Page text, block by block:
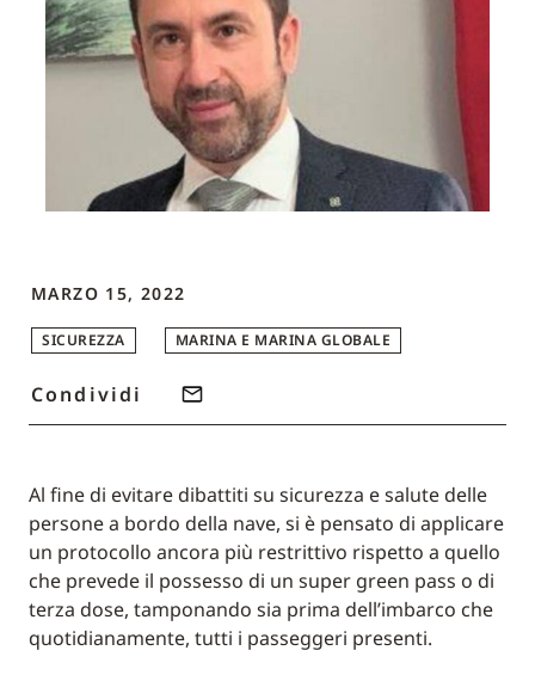
MARZO 15, 2022
SICUREZZA MARINA E MARINA GLOBALE
Condividi
Al fine di evitare dibattiti su sicurezza e salute delle
persone a bordo della nave, si è pensato di applicare
un protocollo ancora più restrittivo rispetto a quello
che prevede il possesso di un super green pass o di
terza dose, tamponando sia prima dell’imbarco che
quotidianamente, tutti i passeggeri presenti.